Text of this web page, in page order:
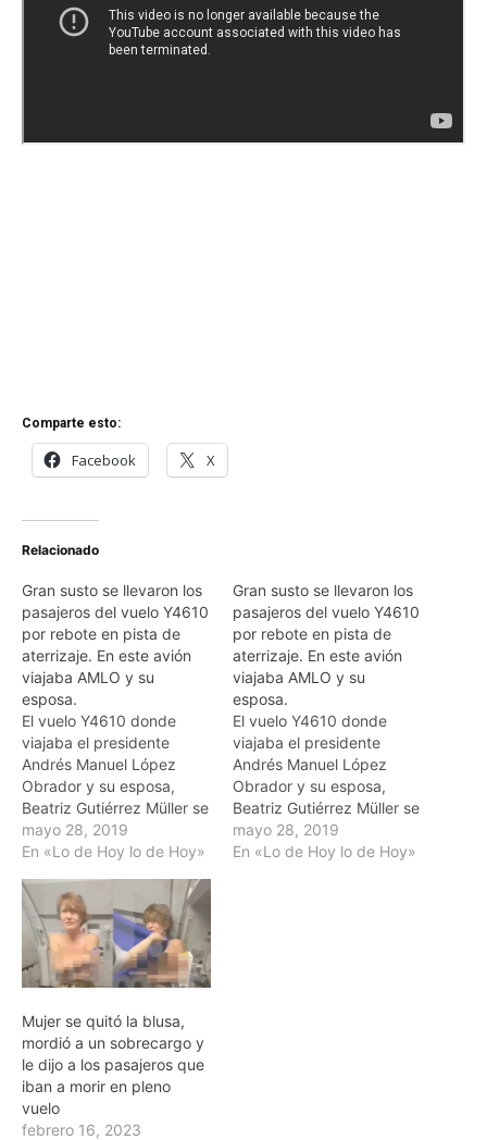
Comparte esto:
Facebook X
Relacionado
Gran susto se llevaron los
pasajeros del vuelo Y4610
por rebote en pista de
aterrizaje. En este avión
viajaba AMLO y su
esposa.
El vuelo Y4610 donde
viajaba el presidente
Andrés Manuel López
Obrador y su esposa,
Beatriz Gutiérrez Müller se
disponía a aterrizar en
Tepic, Nayarit cuando
que afortunadamente no
causó daños materiales,
pero provocó que el avión
despegara nuevamente.
El presidente dijo a los
que…
mayo 28, 2019
En «Lo de Hoy lo de Hoy»
Gran susto se llevaron los
pasajeros del vuelo Y4610
por rebote en pista de
aterrizaje. En este avión
viajaba AMLO y su
esposa.
El vuelo Y4610 donde
viajaba el presidente
Andrés Manuel López
Obrador y su esposa,
Beatriz Gutiérrez Müller se
disponía a aterrizar en
Tepic, Nayarit cuando
mayo 28, 2019
En «Lo de Hoy lo de Hoy»
Mujer se quitó la blusa,
mordió a un sobrecargo y
le dijo a los pasajeros que
iban a morir en pleno
vuelo
febrero 16, 2023